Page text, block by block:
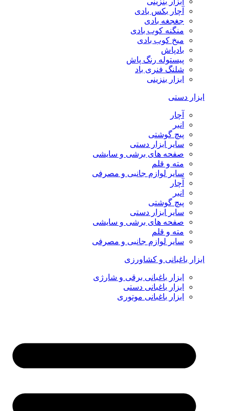
آچار بکس بادی
جغجغه بادی
منگنه کوب بادی
میخ کوب بادی
بادپاش
پیستوله رنگ پاش
شلنگ فنری باد
ابزار بنزینی
ابزار دستی
آچار
انبر
پیچ گوشتی
سایر ابزار دستی
صفحه های برشی و سایشی
مته و قلم
سایر لوازم جانبی و مصرفی
آچار
انبر
پیچ گوشتی
سایر ابزار دستی
صفحه های برشی و سایشی
مته و قلم
سایر لوازم جانبی و مصرفی
ابزار باغبانی و کشاورزی
ابزار باغبانی برقی و شارژی
ابزار باغبانی دستی
ابزار باغبانی موتوری